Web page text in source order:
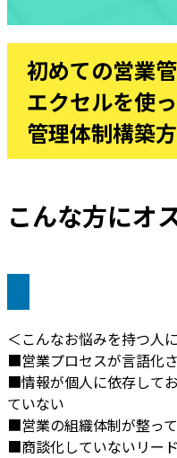
初めての営業
エクセルを使
管理体制構築
こんな方にオ
＜こんなお悩みを持つ人
■営業プロセスが言語化
■情報が個人に依存して
ていない
■営業の組織体制が整っ
■商談化していないリー